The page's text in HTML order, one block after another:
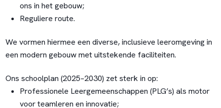
ons in het gebouw;
Reguliere route.
We vormen hiermee een diverse, inclusieve leeromgeving in
een modern gebouw met uitstekende faciliteiten.
Ons schoolplan (2025–2030) zet sterk in op:
Professionele Leergemeenschappen (PLG’s) als motor
voor teamleren en innovatie;